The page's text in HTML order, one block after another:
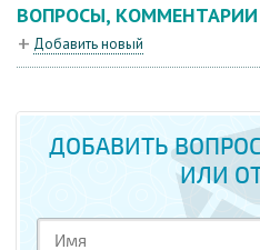
ВОПРОСЫ,
Добавить новый
ДОБАВИТЬ
ИЛИ